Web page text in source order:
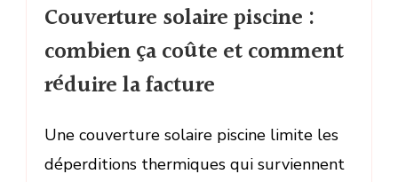
Couverture solaire piscine :
combien ça coûte et comment
réduire la facture
Une couverture solaire piscine limite les
déperditions thermiques qui surviennent